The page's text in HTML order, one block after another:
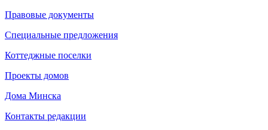
Правовые документы
Специальные предложения
Коттеджные поселки
Проекты домов
Дома Минска
Контакты редакции